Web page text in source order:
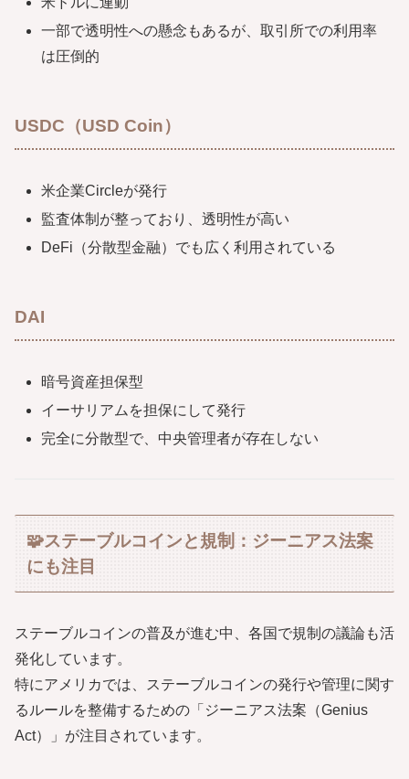
一部で透明性への懸念もあるが、取引所での利用率
は圧倒的
USDC（USD Coin）
米企業Circleが発行
監査体制が整っており、透明性が高い
DeFi（分散型金融）でも広く利用されている
DAI
暗号資産担保型
イーサリアムを担保にして発行
完全に分散型で、中央管理者が存在しない
🧩ステーブルコインと規制：ジーニアス法案
にも注目
ステーブルコインの普及が進む中、各国で規制の議論も活
発化しています。
特にアメリカでは、ステーブルコインの発行や管理に関す
るルールを整備するための「ジーニアス法案（Genius
Act）」が注目されています。